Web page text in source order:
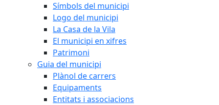
Símbols del municipi
Logo del municipi
La Casa de la Vila
El municipi en xifres
Patrimoni
Guia del municipi
Plànol de carrers
Equipaments
Entitats i associacions